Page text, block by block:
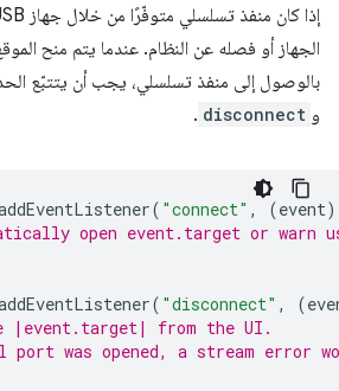
الجهاز أو فصله عن النظام. عندما يتم منح
بالوصول إلى منفذ تسلسلي، يجب أن يتتبّع
و disconnect
.
( "connect" , (event)
open event.target or
( "disconnect" , (
|event.target| from the UI.
was opened, a stream error